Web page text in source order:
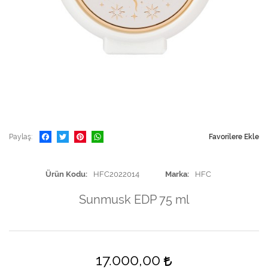
Paylaş Favorilere Ekle
Ürün Kodu HFC2022014 Marka HFC
Sunmusk EDP 75 ml
17.000,00